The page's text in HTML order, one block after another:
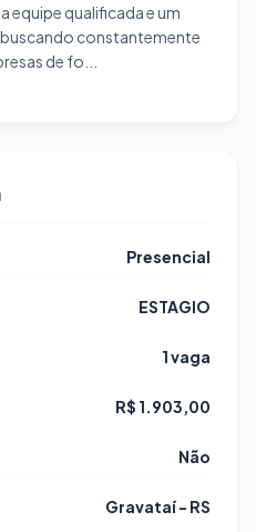
equipe qualificada e um
constantemente
de fo...
Presencial
ESTAGIO
1 vaga
R$ 1.903,00
Não
Gravataí - RS